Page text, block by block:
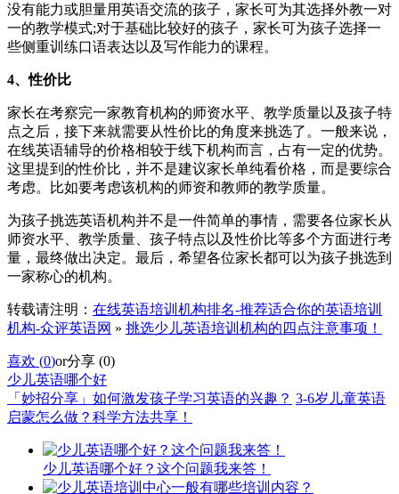
没有能力或胆量用英语交流的孩子，家长可为其选择外教一对
一的教学模式;对于基础比较好的孩子，家长可为孩子选择一
些侧重训练口语表达以及写作能力的课程。
4、性价比
家长在考察完一家教育机构的师资水平、教学质量以及孩子特
点之后，接下来就需要从性价比的角度来挑选了。一般来说，
在线英语辅导的价格相较于线下机构而言，占有一定的优势。
这里提到的性价比，并不是建议家长单纯看价格，而是要综合
考虑。比如要考虑该机构的师资和教师的教学质量。
为孩子挑选英语机构并不是一件简单的事情，需要各位家长从
师资水平、教学质量、孩子特点以及性价比等多个方面进行考
量，最终做出决定。最后，希望各位家长都可以为孩子挑选到
一家称心的机构。
转载请注明： 在线英语培训机构排名-推荐适合你的英语培训
机构-众评英语网 » 挑选少儿英语培训机构的四点注意事项！
喜欢 (0)or分享 (0)
少儿英语哪个好
「妙招分享」如何激发孩子学习英语的兴趣？ 3-6岁儿童英语
启蒙怎么做？科学方法共享！
少儿英语哪个好？这个问题我来答！